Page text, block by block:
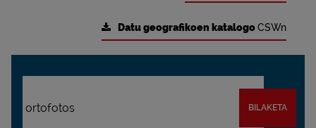
Datu geografikoen katalogoCSWn
BILAKETA